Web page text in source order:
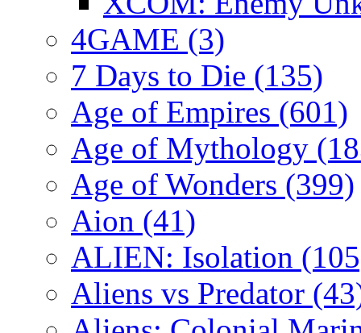
4GAME (3)
7 Days to Die (135)
Age of Empires (601)
Age of Mythology
Age of Wonders (399)
Aion (41)
ALIEN: Isolation
Aliens vs Predator